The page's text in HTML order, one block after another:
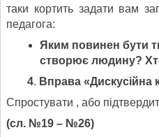
таки кортить задати вам
педагога:
Яким повинен бути
створює людину?
4. Вправа «Дискусійна
Спростувати , або
(сл. №19 – №26)